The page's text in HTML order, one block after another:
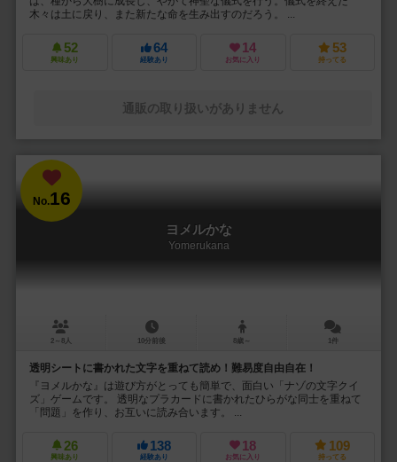
木々は土に戻り、また新たな命を生み出すのだろう。 ...
52
興味あり
64
経験あり
14
お気に入り
53
持ってる
通販の取り扱いがありません
No.16
ヨメルかな
Yomerukana
2～8人 10分前後 8歳～ 1件
透明シートに書かれた文字を重ねて読め！難易度自由自在！
『ヨメルかな』は遊び方がとっても簡単で、面白い「ナゾの文字クイ
ズ」ゲームです。 透明なプラカードに書かれたひらがな同士を重ねて
「問題」を作り、お互いに読み合います。 ...
26
興味あり
138
経験あり
18
お気に入り
109
持ってる